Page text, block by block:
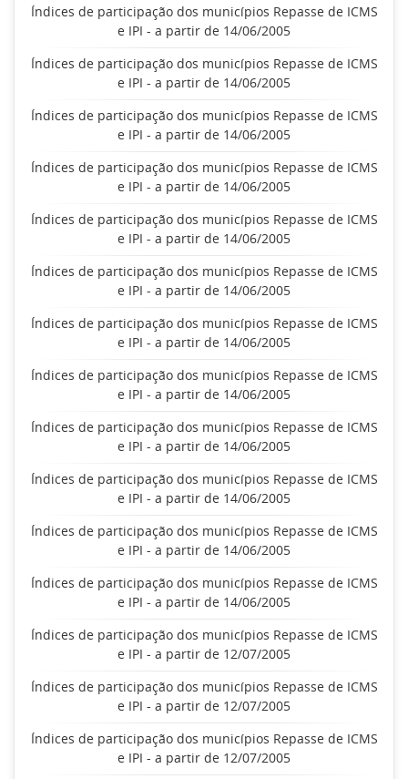
Índices de participação dos municípios Repasse de ICMS
e IPI - a partir de 14/06/2005
Índices de participação dos municípios Repasse de ICMS
e IPI - a partir de 14/06/2005
Índices de participação dos municípios Repasse de ICMS
e IPI - a partir de 14/06/2005
Índices de participação dos municípios Repasse de ICMS
e IPI - a partir de 14/06/2005
Índices de participação dos municípios Repasse de ICMS
e IPI - a partir de 14/06/2005
Índices de participação dos municípios Repasse de ICMS
e IPI - a partir de 14/06/2005
Índices de participação dos municípios Repasse de ICMS
e IPI - a partir de 14/06/2005
Índices de participação dos municípios Repasse de ICMS
e IPI - a partir de 14/06/2005
Índices de participação dos municípios Repasse de ICMS
e IPI - a partir de 14/06/2005
Índices de participação dos municípios Repasse de ICMS
e IPI - a partir de 14/06/2005
Índices de participação dos municípios Repasse de ICMS
e IPI - a partir de 14/06/2005
Índices de participação dos municípios Repasse de ICMS
e IPI - a partir de 14/06/2005
Índices de participação dos municípios Repasse de ICMS
e IPI - a partir de 12/07/2005
Índices de participação dos municípios Repasse de ICMS
e IPI - a partir de 12/07/2005
Índices de participação dos municípios Repasse de ICMS
e IPI - a partir de 12/07/2005